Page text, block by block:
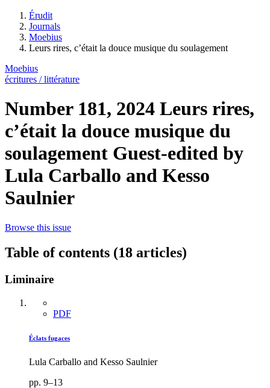
Érudit
Journals
Moebius
Leurs rires, c’était la douce musique du soulagement
Moebius
écritures / littérature
Number 181, 2024 Leurs rires,
c’était la douce musique du
soulagement Guest-edited by
Lula Carballo and Kesso
Saulnier
Browse this issue
Table of contents (18 articles)
Liminaire
PDF
Éclats fugaces
Lula Carballo and Kesso Saulnier
pp. 9–13